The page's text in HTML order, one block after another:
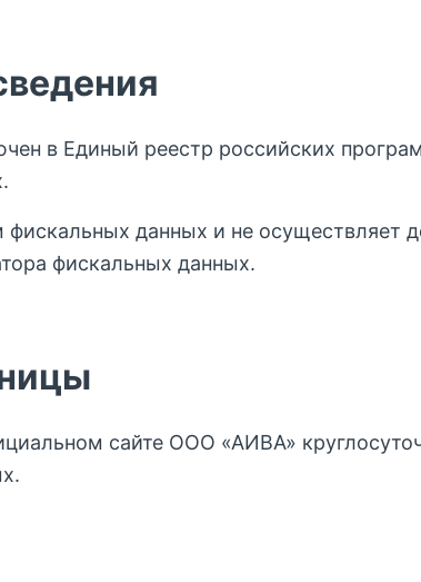
в Единый реестр российских
данных и не осуществляет
фискальных данных.
сайте ООО «АИВА»